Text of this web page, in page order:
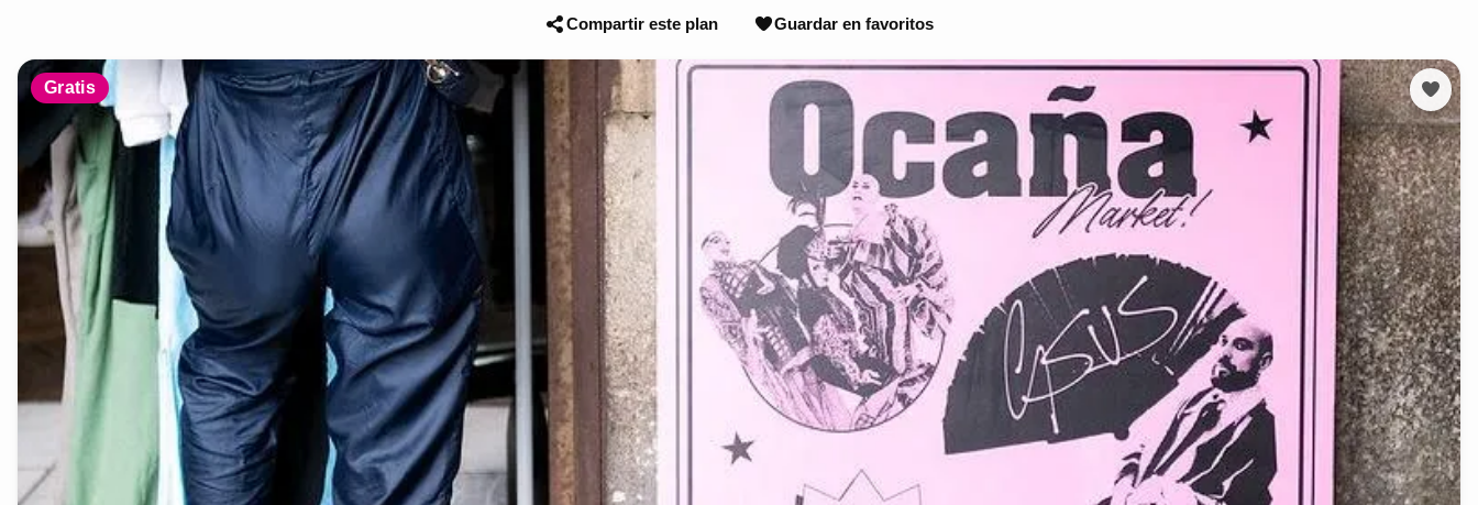
Compartir este plan Guardar en favoritos
Gratis